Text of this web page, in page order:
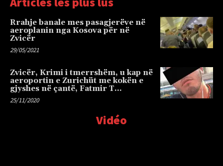
Rrahje banale mes pasagjerëve në
aeroplanin nga Kosova për në
Zvicër
29/05/2021
Zvicër, Krimi i tmerrshëm, u kap në
aeroportin e Zurichüt me kokën e
gjyshes në çantë, Fatmir T…
25/11/2020
Vidéo